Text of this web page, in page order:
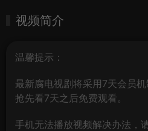
视频简介
温馨提示：
最新腐电视剧将采用7天会员
抢先看7天之后免费观看。
手机无法播放视频解决办法，